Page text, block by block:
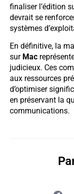
finaliser l’édition
devrait se
systèmes
En définitive, la
sur Mac
judicieux. Ces
aux ressources
d’optimiser
en préservant la
communications.